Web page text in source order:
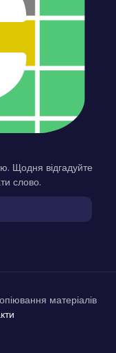
Щодня відгадуйте
слово.
матеріалів